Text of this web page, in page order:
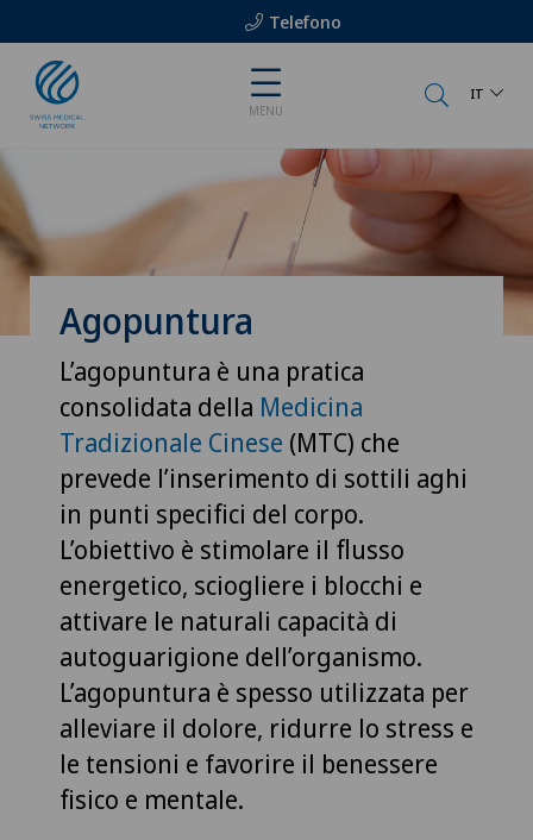
Telefono
MENU
IT
Agopuntura
L’agopuntura è una pratica
consolidata della Medicina
Tradizionale Cinese (MTC) che
prevede l’inserimento di sottili aghi
in punti specifici del corpo.
L’obiettivo è stimolare il flusso
energetico, sciogliere i blocchi e
attivare le naturali capacità di
autoguarigione dell’organismo.
L’agopuntura è spesso utilizzata per
alleviare il dolore, ridurre lo stress e
le tensioni e favorire il benessere
fisico e mentale.